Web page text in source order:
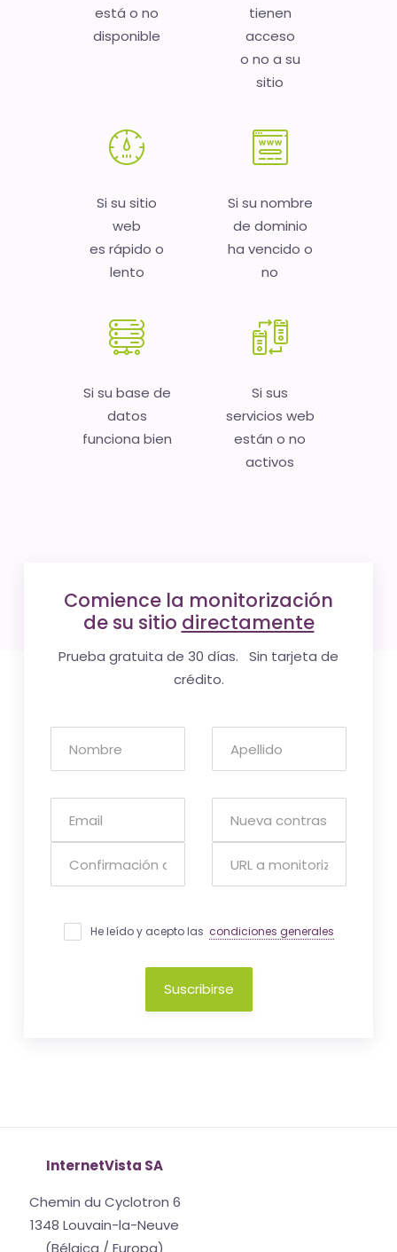
está o no
disponible
tienen
acceso
o no a su
sitio
Si su sitio
web
es rápido o
lento
Si su nombre
de dominio
ha vencido o
no
Si su base de
datos
funciona bien
Si sus
servicios web
están o no
activos
Comience la monitorización
de su sitio directamente
Prueba gratuita de 30 días. Sin tarjeta de
crédito.
He leído y acepto las condiciones generales
Suscribirse
InternetVista SA
Chemin du Cyclotron 6
1348 Louvain-la-Neuve
(Bélgica / Europa)